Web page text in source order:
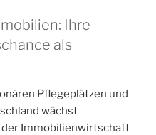
Ihre
als
Pflegeplätzen und
wächst
der Immobilienwirtschaft